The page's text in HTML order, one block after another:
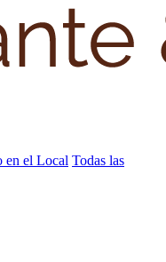
en el Local Todas las